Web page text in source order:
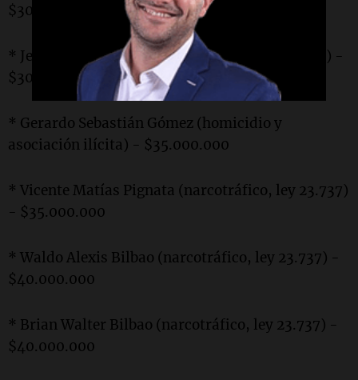
$30.000.000
* Jesús Maximiliano Eusebio (asociación ilícita) -
$30.000.000
* Gerardo Sebastián Gómez (homicidio y
asociación ilícita) - $35.000.000
* Vicente Matías Pignata (narcotráfico, ley 23.737)
- $35.000.000
* Waldo Alexis Bilbao (narcotráfico, ley 23.737) -
$40.000.000
* Brian Walter Bilbao (narcotráfico, ley 23.737) -
$40.000.000